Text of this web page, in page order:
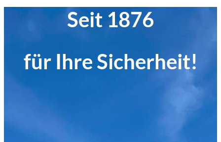
Seit 1876
für Ihre Sicherheit!